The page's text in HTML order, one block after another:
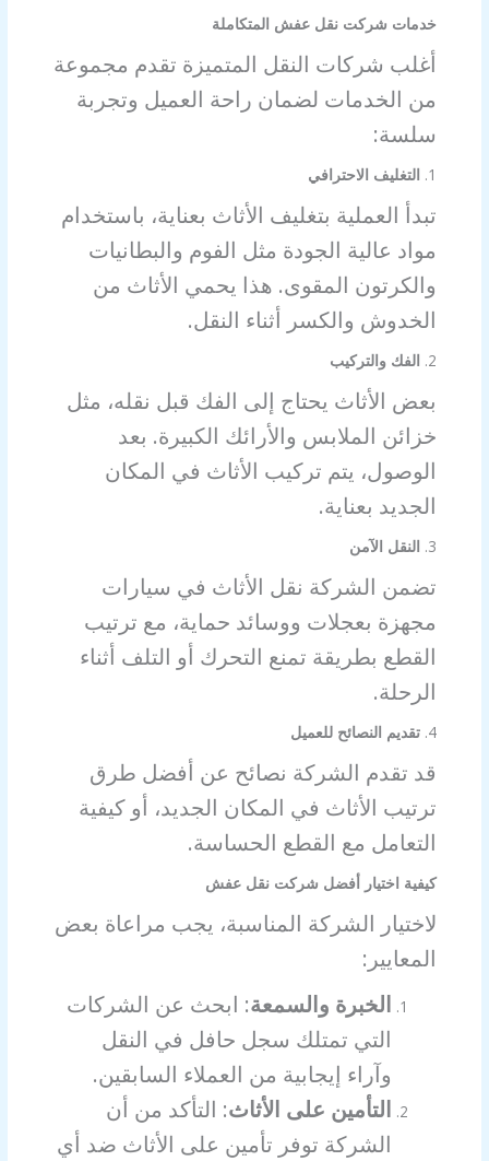
خدمات شركت نقل عفش المتكاملة
أغلب شركات النقل المتميزة تقدم مجموعة
من الخدمات لضمان راحة العميل وتجربة
سلسة:
1. التغليف الاحترافي
تبدأ العملية بتغليف الأثاث بعناية، باستخدام
مواد عالية الجودة مثل الفوم والبطانيات
والكرتون المقوى. هذا يحمي الأثاث من
الخدوش والكسر أثناء النقل.
2. الفك والتركيب
بعض الأثاث يحتاج إلى الفك قبل نقله، مثل
خزائن الملابس والأرائك الكبيرة. بعد
الوصول، يتم تركيب الأثاث في المكان
الجديد بعناية.
3. النقل الآمن
تضمن الشركة نقل الأثاث في سيارات
مجهزة بعجلات ووسائد حماية، مع ترتيب
القطع بطريقة تمنع التحرك أو التلف أثناء
الرحلة.
4. تقديم النصائح للعميل
قد تقدم الشركة نصائح عن أفضل طرق
ترتيب الأثاث في المكان الجديد، أو كيفية
التعامل مع القطع الحساسة.
كيفية اختيار أفضل شركت نقل عفش
لاختيار الشركة المناسبة، يجب مراعاة بعض
المعايير:
الخبرة والسمعة: ابحث عن الشركات
التي تمتلك سجل حافل في النقل
وآراء إيجابية من العملاء السابقين.
التأمين على الأثاث: التأكد من أن
الشركة توفر تأمين على الأثاث ضد أي